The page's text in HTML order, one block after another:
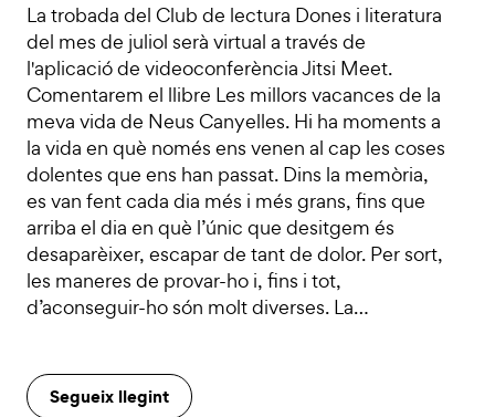
La trobada del Club de lectura Dones i literatura
del mes de juliol serà virtual a través de
l'aplicació de videoconferència Jitsi Meet.
Comentarem el llibre Les millors vacances de la
meva vida de Neus Canyelles. Hi ha moments a
la vida en què només ens venen al cap les coses
dolentes que ens han passat. Dins la memòria,
es van fent cada dia més i més grans, fins que
arriba el dia en què l’únic que desitgem és
desaparèixer, escapar de tant de dolor. Per sort,
les maneres de provar-ho i, fins i tot,
d’aconseguir-ho són molt diverses. La…
Segueix llegint